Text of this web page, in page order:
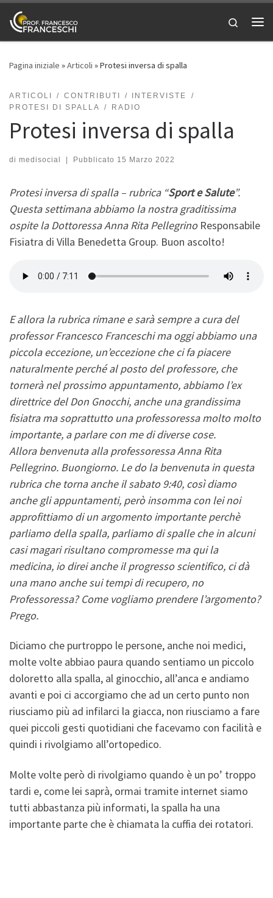
Passa al contenuto
Search
Pagina iniziale »Articoli »Protesi inversa di spalla
ARTICOLI CONTRIBUTI
INTERVISTE
PROTESI DI SPALLA
RADIO
Protesi inversa di spalla
di medisocial Pubblicato 15 Marzo 2022
Protesi inversa di spalla – rubrica “Sport e Salute”.
Questa settimana abbiamo la nostra graditissima
ospite la Dottoressa Anna Rita Pellegrino Responsabile
Fisiatra di Villa Benedetta Group. Buon ascolto!
E allora la rubrica rimane e sarà sempre a cura del
professor Francesco Franceschi ma oggi abbiamo una
piccola eccezione, un’eccezione che ci fa piacere
naturalmente perché al posto del professore, che
tornerà nel prossimo appuntamento, abbiamo l’ex
direttrice del Don Gnocchi, anche una grandissima
fisiatra ma soprattutto una professoressa molto molto
importante, a parlare con me di diverse cose.
Allora benvenuta alla professoressa Anna Rita
Pellegrino. Buongiorno. Le do la benvenuta in questa
rubrica che torna anche il sabato 9:40, così diamo
anche gli appuntamenti, però insomma con lei noi
approfittiamo di un argomento importante perchè
parliamo della spalla, parliamo di spalle che in alcuni
casi magari risultano compromesse ma qui la
medicina, io direi anche il progresso scientifico, ci dà
una mano anche sui tempi di recupero, no
Professoressa? Come vogliamo prendere l’argomento?
Prego.
Diciamo che purtroppo le persone, anche noi medici,
molte volte abbiao paura quando sentiamo un piccolo
doloretto alla spalla, al ginocchio, all’anca e andiamo
avanti e poi ci accorgiamo che ad un certo punto non
riusciamo più ad infilarci la giacca, non riusciamo a fare
quei piccoli gesti quotidiani che facevamo con facilità e
quindi i rivolgiamo all’ortopedico.
Molte volte però di rivolgiamo quando è un po’ troppo
tardi e, come lei saprà, ormai tramite internet siamo
tutti abbastanza più informati, la spalla ha una
importante parte che è chiamata la cuffia dei rotatori.